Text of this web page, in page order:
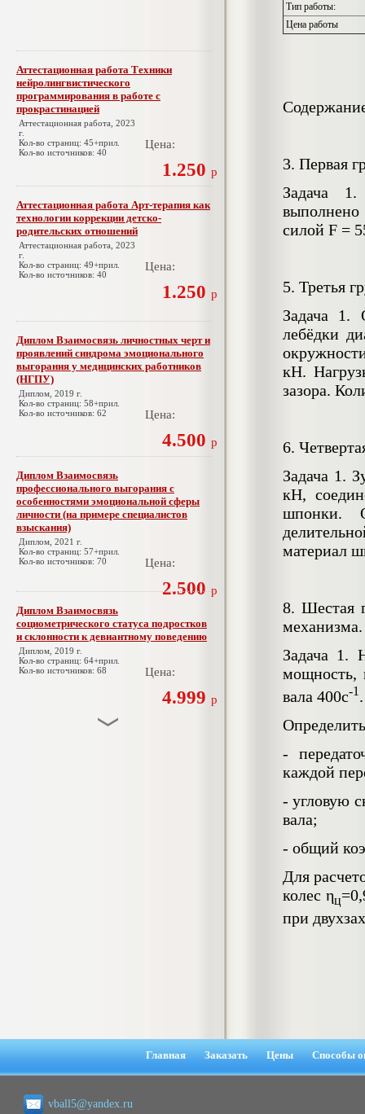
Аттестационная работа Техники
нейролингвистического
программирования в работе с
прокрастинацией
Аттестационная работа, 2023
г.
Кол-во страниц: 45+прил.
Кол-во источников: 40
Цена:
1.250 р
Аттестационная работа Арт-терапия как
технологии коррекции детско-
родительских отношений
Аттестационная работа, 2023
г.
Кол-во страниц: 49+прил.
Кол-во источников: 40
Цена:
1.250 р
Диплом Взаимосвязь личностных черт и
проявлений синдрома эмоционального
выгорания у медицинских работников
(НГПУ)
Диплом, 2019 г.
Кол-во страниц: 58+прил.
Кол-во источников: 62
Цена:
4.500 р
Диплом Взаимосвязь
профессионального выгорания с
особенностями эмоциональной сферы
личности (на примере специалистов
взыскания)
Диплом, 2021 г.
Кол-во страниц: 57+прил.
Кол-во источников: 70
Цена:
2.500 р
Диплом Взаимосвязь
социометрического статуса подростков
и склонности к девиантному поведению
Диплом, 2019 г.
Кол-во страниц: 64+прил.
Кол-во источников: 68
Цена:
4.999 р
гражданина в гражданском
законодательстве (СГУПС)
Кол-во страниц: 61+прил.
Тип работы:
Цена работы
3. Первая
Задача 1.
силой F =
5. Третья
Задача 1.
лебёдки
кН.
зазора.
6.
Задача 1.
кН,
шпонки.
материал
8. Шестая
механизма.
Задача 1.
мощность,
вала 400с-1.
-
каждой
- угловую
вала;
- общий
Для
колес ηц
при
Главная Заказать Цены Способы
vball5@yandex.ru